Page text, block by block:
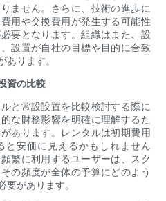
ません。さらに、技術の進歩に
用や交換費用が発生する可能性
要となります。組織はまた、設
設置が自社の目標や目的に合致
あります。
資の比較
と常設設置を比較検討する際に
な財務影響を明確に理解するた
あります。レンタルは初期費用
と安価に見えるかもしれません
繁に利用するユーザーは、スク
の頻度が全体の予算にどのよう
要があります。